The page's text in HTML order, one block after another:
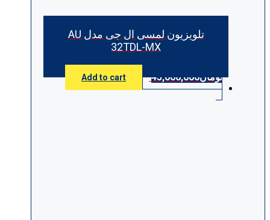
تلویزیون لمسی ال جی مدل AU
32TDL-MX
تومان45,000,000
Add to cart